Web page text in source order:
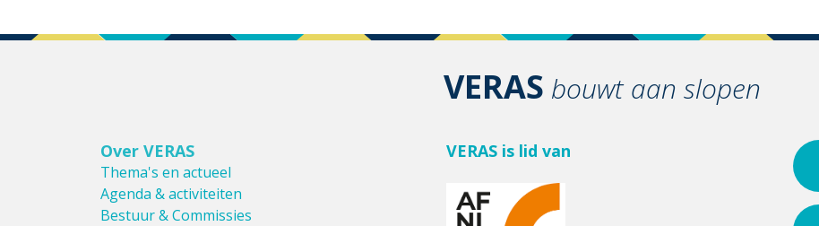
VERAS bouwt aan slopen
Over VERAS
Thema's en actueel
Agenda & activiteiten
Bestuur & Commissies
VERAS is lid van